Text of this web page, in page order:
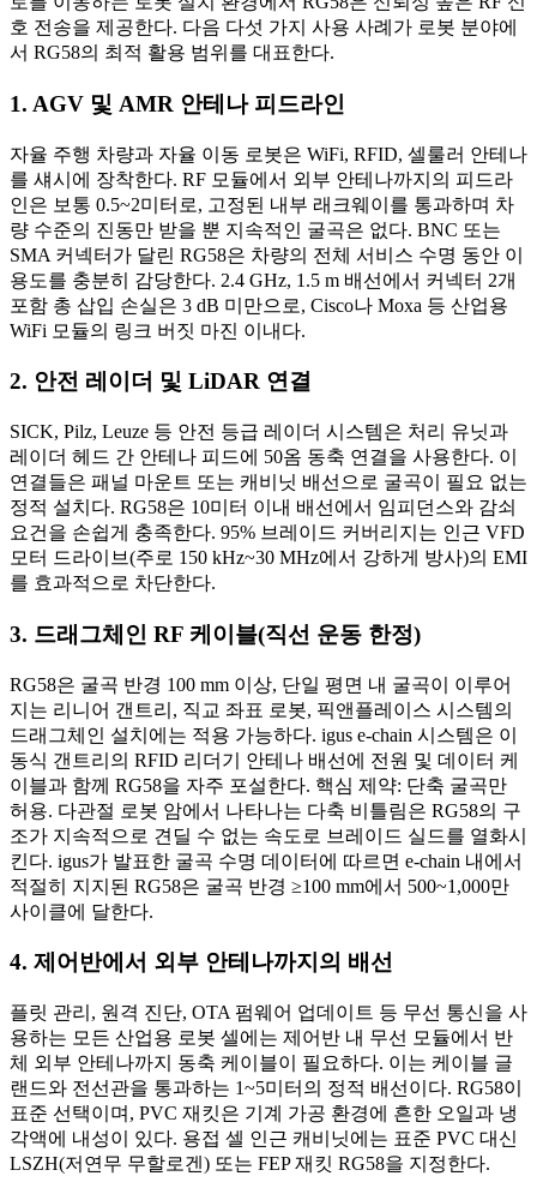
호 전송을 제공한다. 다음 다섯 가지 사용 사례가 로봇 분야에
서 RG58의 최적 활용 범위를 대표한다.
1. AGV 및 AMR 안테나 피드라인
자율 주행 차량과 자율 이동 로봇은 WiFi, RFID, 셀룰러 안테나
를 섀시에 장착한다. RF 모듈에서 외부 안테나까지의 피드라
인은 보통 0.5~2미터로, 고정된 내부 래크웨이를 통과하며 차
량 수준의 진동만 받을 뿐 지속적인 굴곡은 없다. BNC 또는
SMA 커넥터가 달린 RG58은 차량의 전체 서비스 수명 동안 이
용도를 충분히 감당한다. 2.4 GHz, 1.5 m 배선에서 커넥터 2개
포함 총 삽입 손실은 3 dB 미만으로, Cisco나 Moxa 등 산업용
WiFi 모듈의 링크 버짓 마진 이내다.
2. 안전 레이더 및 LiDAR 연결
SICK, Pilz, Leuze 등 안전 등급 레이더 시스템은 처리 유닛과
레이더 헤드 간 안테나 피드에 50옴 동축 연결을 사용한다. 이
연결들은 패널 마운트 또는 캐비닛 배선으로 굴곡이 필요 없는
정적 설치다. RG58은 10미터 이내 배선에서 임피던스와 감쇠
요건을 손쉽게 충족한다. 95% 브레이드 커버리지는 인근 VFD
모터 드라이브(주로 150 kHz~30 MHz에서 강하게 방사)의 EMI
를 효과적으로 차단한다.
3. 드래그체인 RF 케이블(직선 운동 한정)
RG58은 굴곡 반경 100 mm 이상, 단일 평면 내 굴곡이 이루어
지는 리니어 갠트리, 직교 좌표 로봇, 픽앤플레이스 시스템의
드래그체인 설치에는 적용 가능하다. igus e-chain 시스템은 이
동식 갠트리의 RFID 리더기 안테나 배선에 전원 및 데이터 케
이블과 함께 RG58을 자주 포설한다. 핵심 제약: 단축 굴곡만
허용. 다관절 로봇 암에서 나타나는 다축 비틀림은 RG58의 구
조가 지속적으로 견딜 수 없는 속도로 브레이드 실드를 열화시
킨다. igus가 발표한 굴곡 수명 데이터에 따르면 e-chain 내에서
적절히 지지된 RG58은 굴곡 반경 ≥100 mm에서 500~1,000만
사이클에 달한다.
4. 제어반에서 외부 안테나까지의 배선
플릿 관리, 원격 진단, OTA 펌웨어 업데이트 등 무선 통신을 사
용하는 모든 산업용 로봇 셀에는 제어반 내 무선 모듈에서 반
체 외부 안테나까지 동축 케이블이 필요하다. 이는 케이블 글
랜드와 전선관을 통과하는 1~5미터의 정적 배선이다. RG58이
표준 선택이며, PVC 재킷은 기계 가공 환경에 흔한 오일과 냉
각액에 내성이 있다. 용접 셀 인근 캐비닛에는 표준 PVC 대신
LSZH(저연무 무할로겐) 또는 FEP 재킷 RG58을 지정한다.